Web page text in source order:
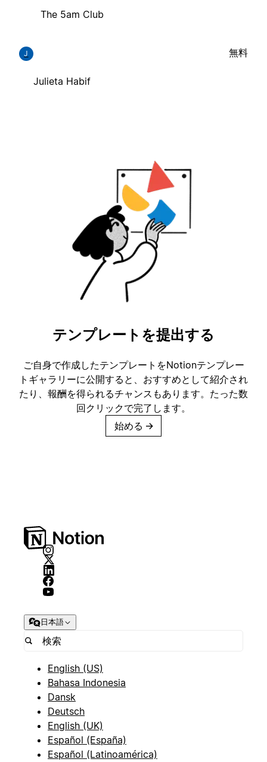
The 5am Club
J
Julieta Habif
無料
テンプレートを提出する
ご自身で作成したテンプレートをNotionテンプレー
トギャラリーに公開すると、おすすめとして紹介され
たり、報酬を得られるチャンスもあります。たった数
回クリックで完了します。
始める →
日本語
English (US)
Bahasa Indonesia
Dansk
Deutsch
English (UK)
Español (España)
Español (Latinoamérica)